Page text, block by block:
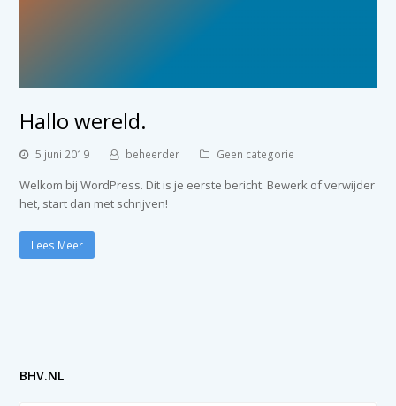
Hallo wereld.
5 juni 2019 beheerder Geen categorie
Welkom bij WordPress. Dit is je eerste bericht. Bewerk of verwijder
het, start dan met schrijven!
Lees Meer
BHV.NL